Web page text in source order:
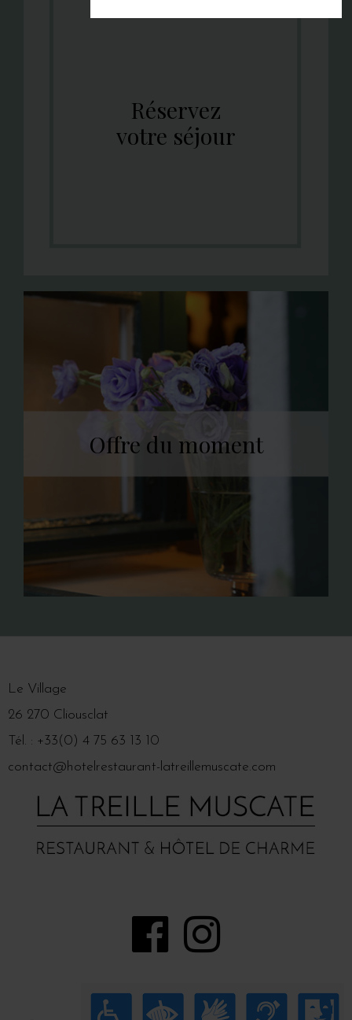
Réservez
votre séjour
Offre du moment
Le Village
26 270 Cliousclat
Tél. : +33(0) 4 75 63 13 10
contact@hotelrestaurant-latreillemuscate.com